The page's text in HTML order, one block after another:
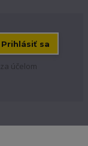
Prihlásiť sa
za účelom